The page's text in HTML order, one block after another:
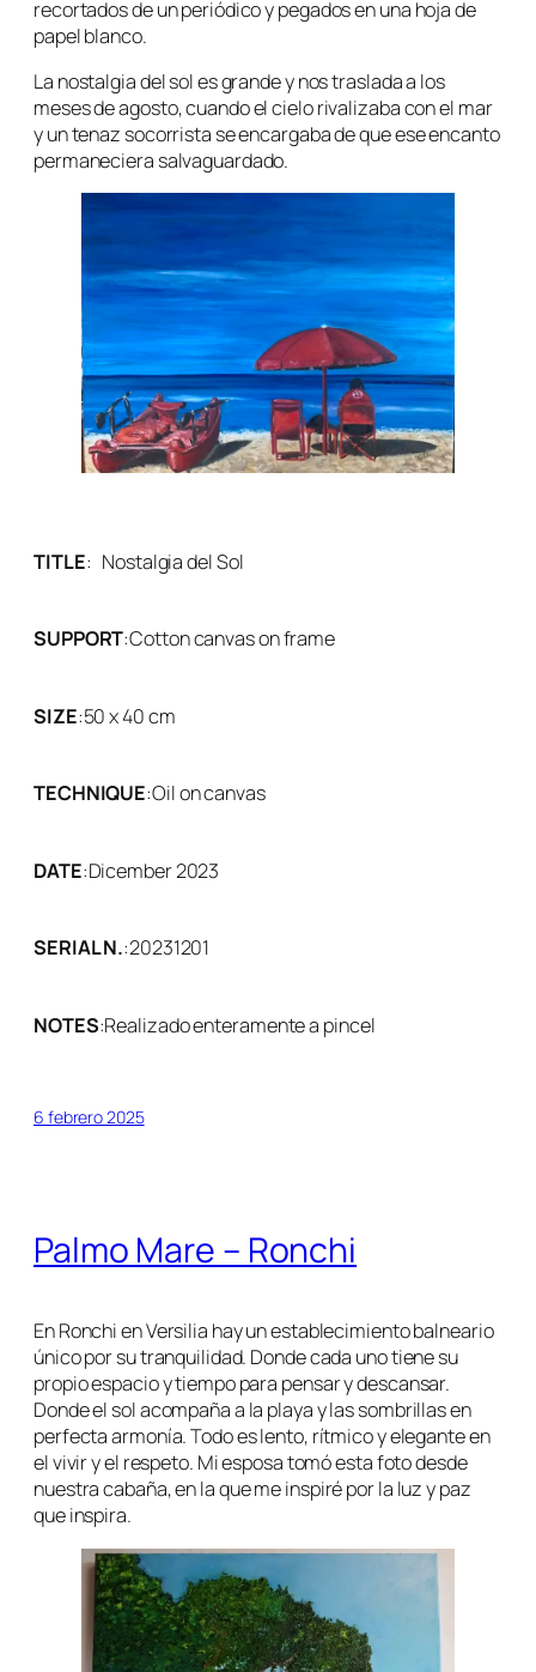
recortados de un periódico y pegados en una hoja de
papel blanco.
La nostalgia del sol es grande y nos traslada a los
meses de agosto, cuando el cielo rivalizaba con el mar
y un tenaz socorrista se encargaba de que ese encanto
permaneciera salvaguardado.
TITLE: Nostalgia del Sol
SUPPORT:Cotton canvas on frame
SIZE:50 x 40 cm
TECHNIQUE:Oil on canvas
DATE:Dicember 2023
SERIAL N.:20231201
NOTES:Realizado enteramente a pincel
6 febrero 2025
Palmo Mare – Ronchi
En Ronchi en Versilia hay un establecimiento balneario
único por su tranquilidad. Donde cada uno tiene su
propio espacio y tiempo para pensar y descansar.
Donde el sol acompaña a la playa y las sombrillas en
perfecta armonía. Todo es lento, rítmico y elegante en
el vivir y el respeto. Mi esposa tomó esta foto desde
nuestra cabaña, en la que me inspiré por la luz y paz
que inspira.